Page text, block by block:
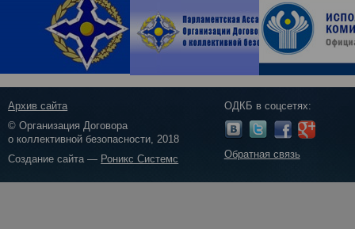
Архив сайта
© Организация Договора
о коллективной безопасности, 2018
Создание сайта — Роникс Системс
ОДКБ в соцсетях:
Обратная связь